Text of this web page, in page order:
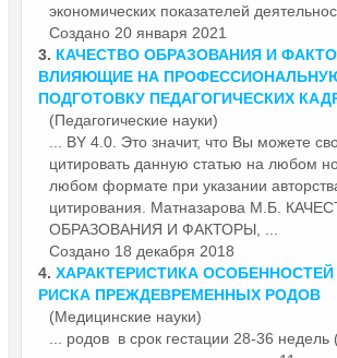
экономических показателей
Создано 20 января 2021
3. КАЧЕСТВО ОБРАЗОВАНИЯ И
ВЛИЯЮЩИЕ НА
ПОДГОТОВКУ ПЕДАГОГИЧЕСКИХ
(Педагогические науки)
... BY 4.0. Это значит, что Вы можете
цитировать данную статью на любом
любом формате при указании
цитирования. Матназарова М.Б.
ОБРАЗОВАНИЯ И ФАКТОРЫ, ...
Создано 18 декабря 2018
4. ХАРАКТЕРИСТИКА ОСОБЕННОСТЕЙ
РИСКА ПРЕЖДЕВРЕМЕННЫХ РОДОВ
(Медицинские науки)
... родов в срок гестации 28-36 недель